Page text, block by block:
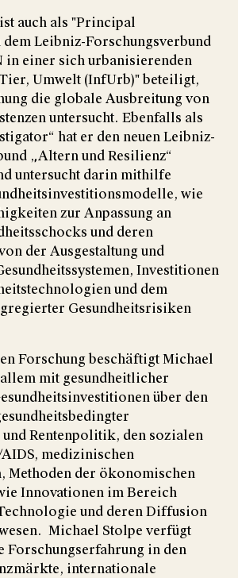
auch als "Principal
Leibniz-Forschungsverbund
in einer sich urbanisierenden
Umwelt (InfUrb)" beteiligt,
die globale Ausbreitung von
untersucht. Ebenfalls als
hat er den neuen Leibniz-
„Altern und Resilienz“
untersucht darin mithilfe
wie
zur Anpassung an
und deren
der Ausgestaltung und
Investitionen
und dem
Gesundheitsrisiken
Forschung beschäftigt Michael
mit gesundheitlicher
über den
Rentenpolitik, den sozialen
medizinischen
Methoden der ökonomischen
Innovationen im Bereich
und deren Diffusion
Michael Stolpe verfügt
Forschungserfahrung in den
internationale